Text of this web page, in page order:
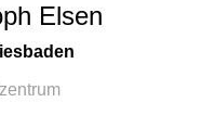
Elsen